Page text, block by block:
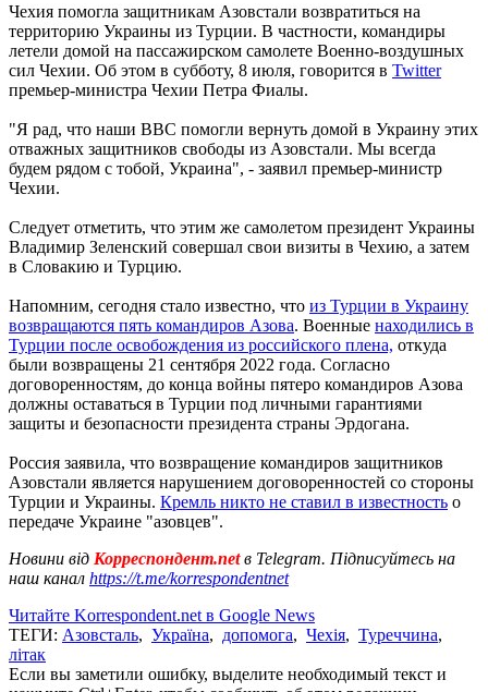
Чехия помогла защитникам Азовстали возвратиться на
территорию Украины из Турции. В частности, командиры
летели домой на пассажирском самолете Военно-воздушных
сил Чехии. Об этом в субботу, 8 июля, говорится в Twitter
премьер-министра Чехии Петра Фиалы.
"Я рад, что наши ВВС помогли вернуть домой в Украину этих
отважных защитников свободы из Азовстали. Мы всегда
будем рядом с тобой, Украина", - заявил премьер-министр
Чехии.
Следует отметить, что этим же самолетом президент Украины
Владимир Зеленский совершал свои визиты в Чехию, а затем
в Словакию и Турцию.
Напомним, сегодня стало известно, что из Турции в Украину
возвращаются пять командиров Азова. Военные находились в
Турции после освобождения из российского плена, откуда
были возвращены 21 сентября 2022 года. Согласно
договоренностям, до конца войны пятеро командиров Азова
должны оставаться в Турции под личными гарантиями
защиты и безопасности президента страны Эрдогана.
Россия заявила, что возвращение командиров защитников
Азовстали является нарушением договоренностей со стороны
Турции и Украины. Кремль никто не ставил в известность о
передаче Украине "азовцев".
Новини від Корреспондент.netв Telegram. Підписуйтесь на
наш канал https://t.me/korrespondentnet
Читайте Korrespondent.net в Google News
ТЕГИ: Азовсталь, Україна, допомога, Чехія, Туреччина,
літак
Если вы заметили ошибку, выделите необходимый текст и